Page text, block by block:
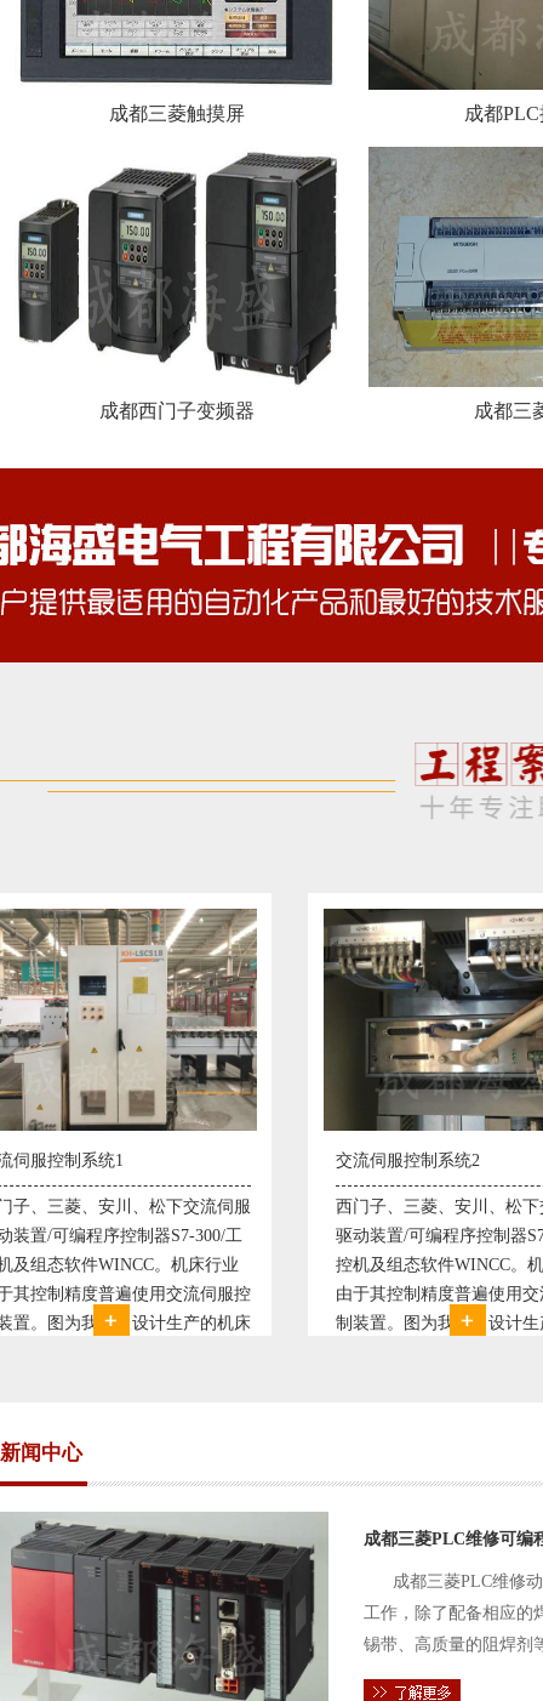
成都三菱触摸屏 成都
成都西门子变频器 成都三
交流伺服控制系统2
西门子、三菱、安川、松下交流伺服
驱动装置/可编程序控制器S7-300/工
控机及组态软件WINCC。机床行业
由于其控制精度普遍使用交流伺服控
制装置。图为我公司设计生产的机床
变频恒压供水系统
变频恒压供水系
极调速技术原理
使供水随着使用
持供水设定压力
点、远传压力表
新闻中心
成都三菱PLC维修可编
成都三菱PLC维修
工作，除了配备相应的
锡带、高质量的阻焊剂
件的电路及通信电缆。